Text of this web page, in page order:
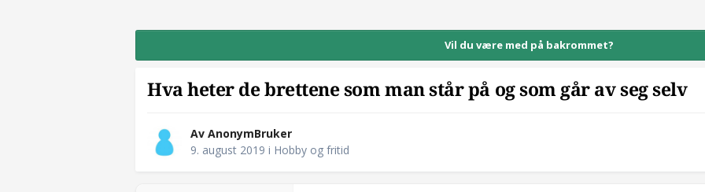
Vil du være med på bakrommet?
Hva heter de brettene som man står på og som går av seg selv
Av AnonymBruker
9. august 2019 i Hobby og fritid